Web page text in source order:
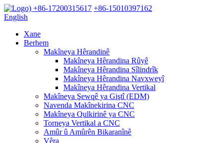
+86-17200315617 +86-15010397162
English
Xane
Berhem
Makîneya Hêrandinê
Makîneya Hêrandina Rûyê
Makîneya Hêrandina Sîlindrîk
Makîneya Hêrandina Navxweyî
Makîneya Hêrandina Vertikal
Makîneya Şewqê ya Giştî (EDM)
Navenda Makînekirina CNC
Makîneya Qulkirinê ya CNC
Torneya Vertikal a CNC
Amûr û Amûrên Bikaranînê
Vêra